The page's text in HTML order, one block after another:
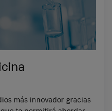
más innovador gracias